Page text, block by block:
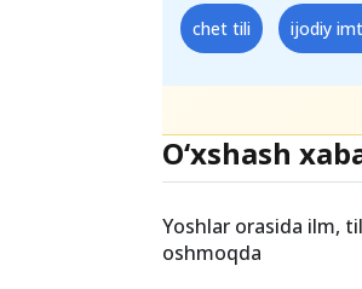
chet tili ijodiy
O‘xshash
Yoshlar orasida ilm,
oshmoqda